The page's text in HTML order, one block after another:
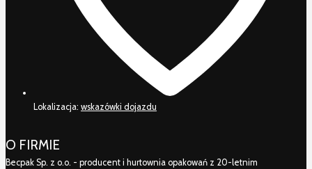
Lokalizacja: wskazówki dojazdu
O FIRMIE
Becpak Sp. z o.o. - producent i hurtownia opakowań z 20-letnim